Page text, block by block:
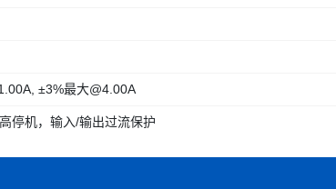
±3%最大@4.00A
停机，输入/输出过流保护